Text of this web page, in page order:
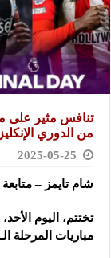
تنافس مثير على
من الدوري
2025-05-25
شام تايمز – متابعة
تختتم، اليوم
مباريات المرحلة الـ 38 للمسابقة.